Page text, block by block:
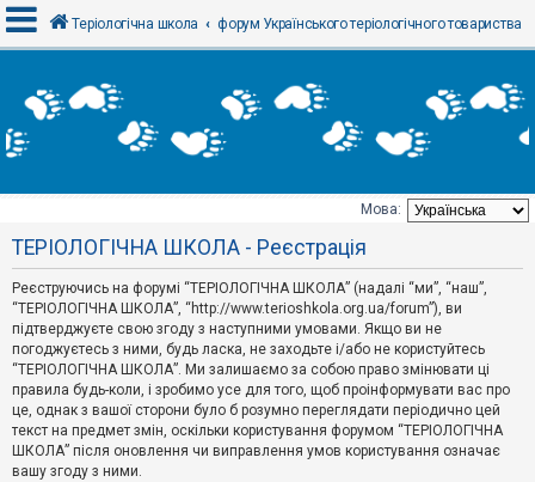
х
і
Т
е
м
и
б
е
з
в
і
д
п
о
в
і
д
Теріологічна школа форум Українського теріологічного товариства
Мова:
ТЕРІОЛОГІЧНА ШКОЛА - Реєстрація
Реєструючись на форумі “ТЕРІОЛОГІЧНА ШКОЛА” (надалі “ми”, “наш”,
“ТЕРІОЛОГІЧНА ШКОЛА”, “http://www.terioshkola.org.ua/forum”), ви
підтверджуєте свою згоду з наступними умовами. Якщо ви не
погоджуєтесь з ними, будь ласка, не заходьте і/або не користуйтесь
“ТЕРІОЛОГІЧНА ШКОЛА”. Ми залишаємо за собою право змінювати ці
правила будь-коли, і зробимо усе для того, щоб проінформувати вас про
це, однак з вашої сторони було б розумно переглядати періодично цей
текст на предмет змін, оскільки користування форумом “ТЕРІОЛОГІЧНА
ШКОЛА” після оновлення чи виправлення умов користування означає
вашу згоду з ними.